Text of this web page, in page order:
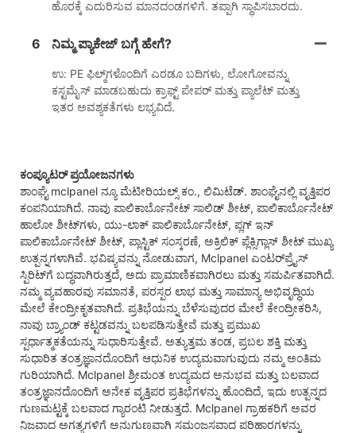
ಹೊರಕ್ಕೆ ಎದುರಿಸುವ ಮಾನದಂಡಗಳಿಗೆ. ತಪ್ಪಾಗಿ ಸ್ಥಾಪಿಸಬಾರದು.
6 ನಿಮ್ಮ ಪ್ಯಾಕೇಜ್ ಬಗ್ಗೆ ಹೇಗೆ?
ಉ: PE ಫಿಲ್ಮ್‌ಗಳೊಂದಿಗೆ ಎರಡೂ ಬದಿಗಳು, ಲೋಗೋವನ್ನು
ಕಸ್ಟಮೈಸ್ ಮಾಡಬಹುದು ಕ್ರಾಫ್ಟ್ ಪೇಪರ್ ಮತ್ತು ಪ್ಯಾಲೆಟ್ ಮತ್ತು
ಇತರ ಅವಶ್ಯಕತೆಗಳು ಲಭ್ಯವಿದೆ.
ಕಂಪ್ಯೂಟರ್ ಪ್ರಯೋಜನಗಳು
ಶಾಂಘೈ mclpanel ನ್ಯೂ ಮೆಟೀರಿಯಲ್ಸ್ ಕಂ., ಲಿಮಿಟೆಡ್. ಶಾಂಘೈನಲ್ಲಿ ವೃತ್ತಿಪರ
ಕಂಪನಿಯಾಗಿದೆ. ನಾವು ಪಾಲಿಕಾರ್ಬೊನೇಟ್ ಸಾಲಿಡ್ ಶೀಟ್, ಪಾಲಿಕಾರ್ಬೊನೇಟ್
ಹಾಲೋ ಶೀಟ್‌ಗಳು, ಯು-ಲಾಕ್ ಪಾಲಿಕಾರ್ಬೊನೇಟ್, ಪ್ಲಗ್ ಇನ್
ಪಾಲಿಕಾರ್ಬೊನೇಟ್ ಶೀಟ್, ಪ್ಲಾಸ್ಟಿಕ್ ಸಂಸ್ಕರಣೆ, ಅಕ್ರಿಲಿಕ್ ಪ್ಲೆಕ್ಸಿಗ್ಲಾಸ್ ಶೀಟ್ ಮುಖ್ಯ
ಉತ್ಪನ್ನಗಳಾಗಿವೆ. ಭವಿಷ್ಯವನ್ನು ನೋಡುವಾಗ, Mclpanel ಎಂಟರ್‌ಪ್ರೈಸ್
ಸ್ಪಿರಿಟ್‌ಗೆ ಬದ್ಧವಾಗಿರುತ್ತದೆ, ಅದು ಪ್ರಾಮಾಣಿಕವಾಗಿರಲು ಮತ್ತು ಸಮರ್ಪಿತವಾಗಿದೆ.
ನಮ್ಮ ವ್ಯವಹಾರವು ಸಮಾನತೆ, ಪರಸ್ಪರ ಲಾಭ ಮತ್ತು ಸಾಮಾನ್ಯ ಅಭಿವೃದ್ಧಿಯ
ಮೇಲೆ ಕೇಂದ್ರೀಕೃತವಾಗಿದೆ. ಪ್ರತಿಭೆಯನ್ನು ಬೆಳೆಸುವುದರ ಮೇಲೆ ಕೇಂದ್ರೀಕರಿಸಿ,
ನಾವು ಬ್ರ್ಯಾಂಡ್ ಕಟ್ಟಡವನ್ನು ಬಲಪಡಿಸುತ್ತೇವೆ ಮತ್ತು ಪ್ರಮುಖ
ಸ್ಪರ್ಧಾತ್ಮಕತೆಯನ್ನು ಸುಧಾರಿಸುತ್ತೇವೆ. ಅತ್ಯುತ್ತಮ ತಂಡ, ಪ್ರಬಲ ಶಕ್ತಿ ಮತ್ತು
ಸುಧಾರಿತ ತಂತ್ರಜ್ಞಾನದೊಂದಿಗೆ ಆಧುನಿಕ ಉದ್ಯಮವಾಗುವುದು ನಮ್ಮ ಅಂತಿಮ
ಗುರಿಯಾಗಿದೆ. Mclpanel ಶ್ರೀಮಂತ ಉದ್ಯಮದ ಅನುಭವ ಮತ್ತು ಬಲವಾದ
ತಂತ್ರಜ್ಞಾನದೊಂದಿಗೆ ಅನೇಕ ವೃತ್ತಿಪರ ಪ್ರತಿಭೆಗಳನ್ನು ಹೊಂದಿದೆ, ಇದು ಉತ್ಪನ್ನದ
ಗುಣಮಟ್ಟಕ್ಕೆ ಬಲವಾದ ಗ್ಯಾರಂಟಿ ನೀಡುತ್ತದೆ. Mclpanel ಗ್ರಾಹಕರಿಗೆ ಅವರ
ನಿಜವಾದ ಅಗತ್ಯಗಳಿಗೆ ಅನುಗುಣವಾಗಿ ಸಮಂಜಸವಾದ ಪರಿಹಾರಗಳನ್ನು